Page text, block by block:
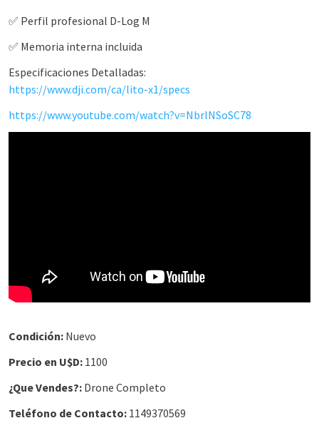
✅ Perfil profesional D-Log M
✅ Memoria interna incluida
Especificaciones Detalladas:
https://www.dji.com/ca/lito-x1/specs
https://www.youtube.com/watch?v=NbrlNSoSC78
Condición: Nuevo
Precio en U$D: 1100
¿Que Vendes?: Drone Completo
Teléfono de Contacto: 1149370569